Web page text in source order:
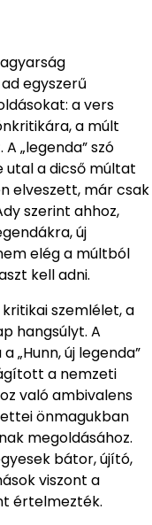
egyszerű
a vers
a múlt
„legenda” szó
utal a dicső múltat
elveszett, már csak
szerint ahhoz,
új
elég a múltból
kell adni.
szemlélet, a
hangsúlyt. A
„Hunn, új legenda”
a nemzeti
való ambivalens
önmagukban
megoldásához.
bátor, újító,
viszont a
értelmezték.